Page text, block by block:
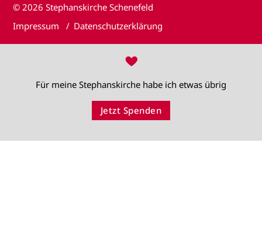
© 2026 Stephanskirche Schenefeld
Impressum
Datenschutzerklärung
♥
Für meine Stephanskirche habe ich etwas übrig
Jetzt Spenden